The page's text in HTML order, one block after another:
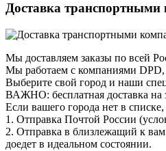
Доставка
Мы доставляем заказы по всей
Мы работаем с компаниями DPD,
Выберите свой город и наши
ВАЖНО: бесплатная доставка на
Если вашего города нет в списке,
1. Отправка Почтой России
2. Отправка в близлежащий к вам
доедет в идеальном состоянии.